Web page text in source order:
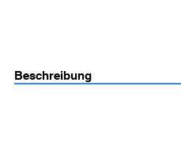
Beschreibung